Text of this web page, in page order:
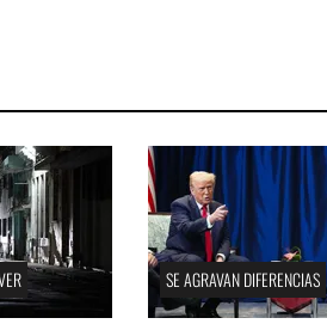
SE AGRAVAN DIFERENCIAS